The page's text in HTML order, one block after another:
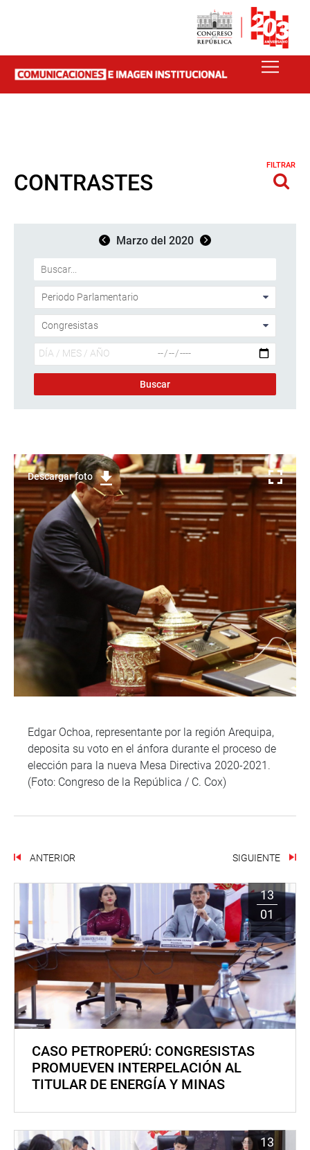
CONTRASTES
FILTRAR
Marzo del 2020
Descargar foto
Edgar Ochoa, representante por la región Arequipa,
deposita su voto en el ánfora durante el proceso de
elección para la nueva Mesa Directiva 2020-2021.
(Foto: Congreso de la República / C. Cox)
ANTERIOR SIGUIENTE
13
01
CASO PETROPERÚ: CONGRESISTAS
PROMUEVEN INTERPELACIÓN AL
TITULAR DE ENERGÍA Y MINAS
13